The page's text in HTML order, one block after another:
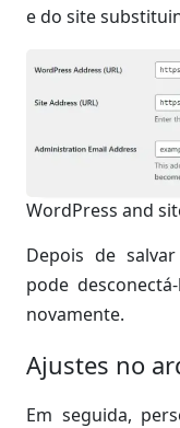
e do site
WordPress and
Depois de
pode
novamente.
Ajustes no
Em seguida,